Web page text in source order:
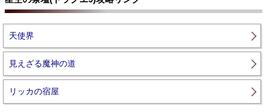
天使界
見えざる魔神の道
リッカの宿屋